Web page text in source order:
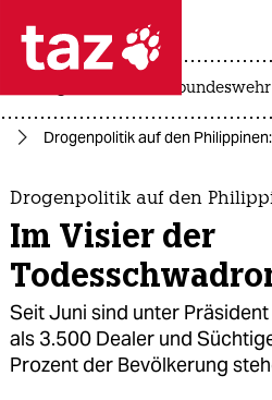
 taz zahl ich
taz zahl ich
themen
politik
öko
gesellschaft
bundeswehr
Drogenpolitik auf den
Drogenpolitik auf den
Im Visier der
Seit Juni sind unter
als 3.500 Dealer und
Prozent der Bevölkerung